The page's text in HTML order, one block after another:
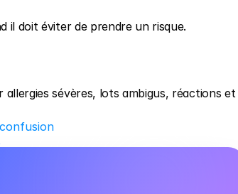
il doit éviter de prendre un risque.
sévères, lots ambigus, réactions et